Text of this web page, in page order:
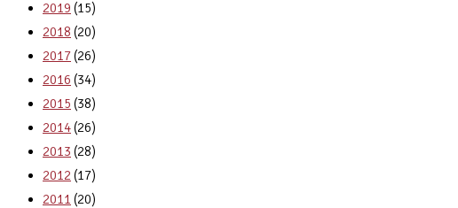
2019 (15)
2018 (20)
2017(26)
2016 (34)
2015 (38)
2014(26)
2013 (28)
2012 (17)
2011 (20)